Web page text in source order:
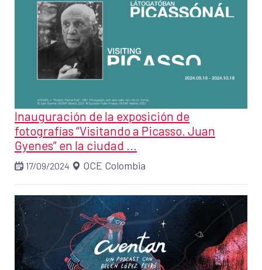
Inauguración de la exposición de
fotografías “Visitando a Picasso. Juan
Gyenes” en la ciudad ...
17/09/2024 OCE Colombia